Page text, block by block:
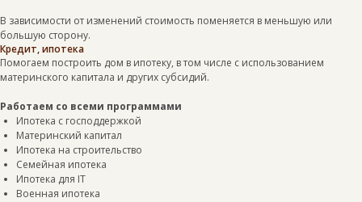
В зависимости от изменений стоимость поменяется в меньшую или
большую сторону.
Кредит, ипотека
Помогаем построить дом в ипотеку, в том числе с использованием
материнского капитала и других субсидий.
Работаем со всеми программами
Ипотека с господдержкой
Материнский капитал
Ипотека на строительство
Семейная ипотека
Ипотека для IT
Военная ипотека